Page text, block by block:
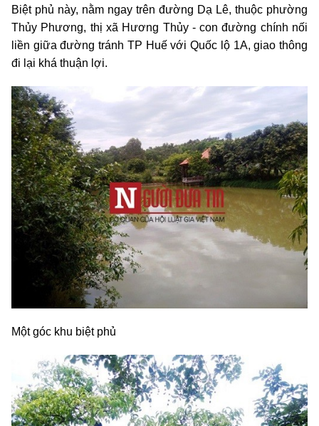
Biệt phủ này, nằm ngay trên đường Dạ Lê, thuộc phường
Thủy Phương, thị xã Hương Thủy - con đường chính nối
liền giữa đường tránh TP Huế với Quốc lộ 1A, giao thông
đi lại khá thuận lợi.
Một góc khu biệt phủ